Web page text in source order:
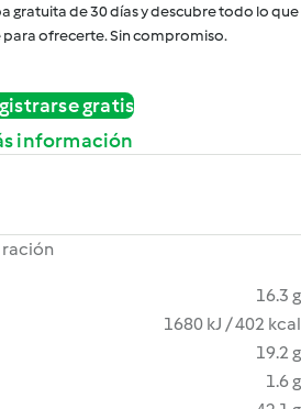
gratuita de 30 días y descubre todo lo que
ofrecerte. Sin compromiso.
gratis
información
16.3 g
1680 kJ / 402 kcal
19.2 g
1.6 g